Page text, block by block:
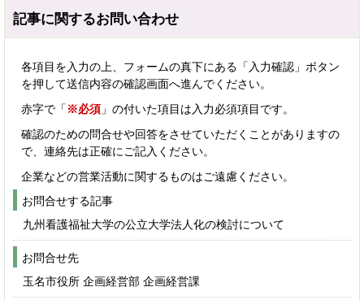
記事に関するお問い合わせ
各項目を入力の上、フォームの真下にある「入力確認」ボタン
を押して送信内容の確認画面へ進んでください。
赤字で「 ※必須 」の付いた項目は入力必須項目です。
確認のための問合せや回答をさせていただくことがありますの
で、連絡先は正確にご記入ください。
企業などの営業活動に関するものはご遠慮ください。
お問合せする記事
九州看護福祉大学の公立大学法人化の検討について
お問合せ先
玉名市役所 企画経営部 企画経営課